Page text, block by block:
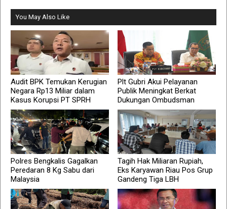
You May Also Like
Audit BPK Temukan Kerugian
Negara Rp13 Miliar dalam
Kasus Korupsi PT SPRH
Plt Gubri Akui Pelayanan
Publik Meningkat Berkat
Dukungan Ombudsman
Polres Bengkalis Gagalkan
Peredaran 8 Kg Sabu dari
Malaysia
Tagih Hak Miliaran Rupiah,
Eks Karyawan Riau Pos Grup
Gandeng Tiga LBH